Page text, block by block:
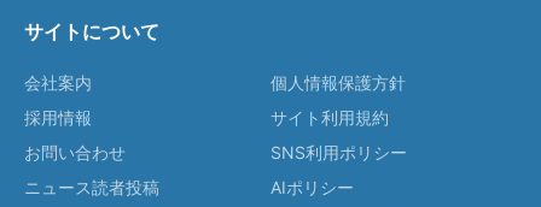
サイトについて
会社案内
採用情報
お問い合わせ
ニュース読者投稿
個人情報保護方針
サイト利用規約
SNS利用ポリシー
AIポリシー